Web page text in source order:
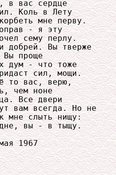
в вас сердце
Коль в Лету
мне перву.
- я эту
сему перлу.
добрей. Вы тверже
Вы проще
дум - что тоже
сил, мощи.
то вас, верю,
чем ноне
Все двери
вам всегда. Но не
мне слыть нищу:
вы - в тыщу.
1967